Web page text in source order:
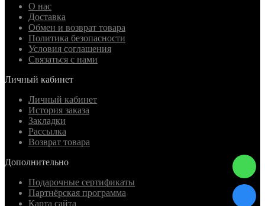
О нас
Доставка
Обмен и возврат товара
Политика безопасности
Условия соглашения
Связаться с нами
Личный кабинет
Личный кабинет
История заказа
Закладки
Рассылка
Возврат товара
Дополнительно
Подарочные сертификаты
Партнёрская программа
Карта сайта